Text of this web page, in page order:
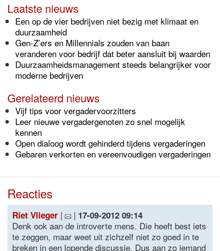
Laatste nieuws
Een op de vier bedrijven niet bezig met klimaat en
duurzaamheid
Gen-Z’ers en Millennials zouden van baan
veranderen voor bedrijf dat beter aansluit bij waarden
Duurzaamheidsmanagement steeds belangrijker voor
moderne bedrijven
Gerelateerd nieuws
Vijf tips voor vergadervoorzitters
Leer nieuwe vergadergenoten zo snel mogelijk
kennen
Open dialoog wordt gehinderd tijdens vergaderingen
Gebaren verkorten en vereenvoudigen vergaderingen
Reacties
Riet Vlieger | | 17-09-2012 09:14
Denk ook aan de introverte mens. Die heeft best iets
te zeggen, maar weet uit zichzelf niet zo goed in te
breken in een lopende discussie. Dus aan zo iemand